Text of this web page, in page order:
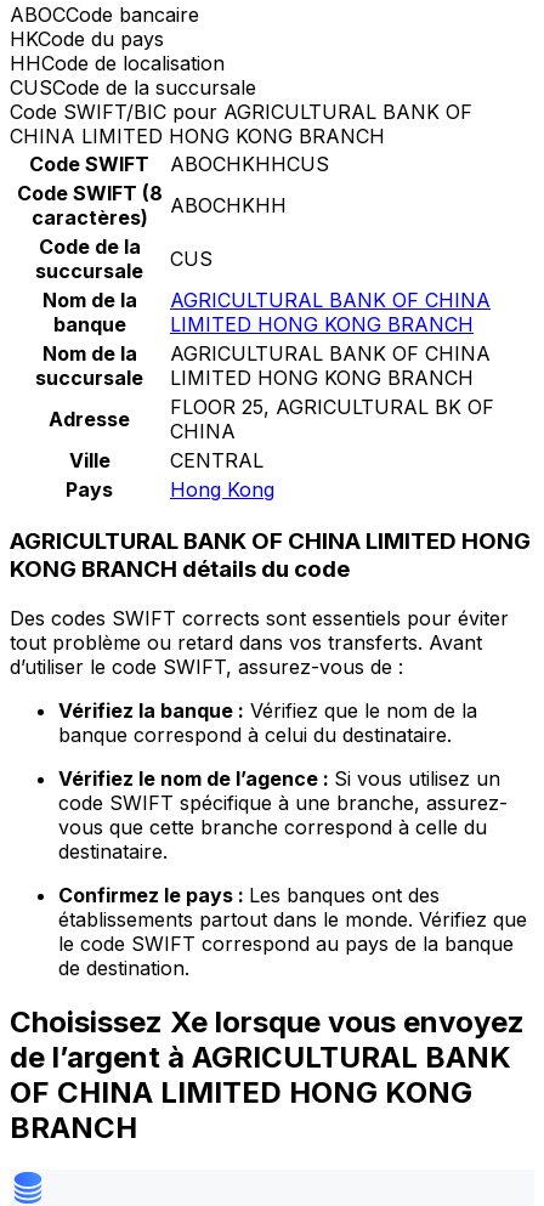
ABOCCode bancaire
HKCode du pays
HHCode de localisation
CUSCode de la succursale
Code SWIFT/BIC pour AGRICULTURAL BANK OF
CHINA LIMITED HONG KONG BRANCH
Code SWIFT
ABOCHKHHCUS
Code SWIFT (8
caractères)
ABOCHKHH
Code de la
succursale
CUS
Nom de la
banque
AGRICULTURAL BANK OF CHINA
LIMITED HONG KONG BRANCH
Nom de la
succursale
AGRICULTURAL BANK OF CHINA
LIMITED HONG KONG BRANCH
Adresse
FLOOR 25, AGRICULTURAL BK OF
CHINA
Ville
CENTRAL
Pays
Hong Kong
AGRICULTURAL BANK OF CHINA LIMITED HONG
KONG BRANCH détails du code
Des codes SWIFT corrects sont essentiels pour éviter
tout problème ou retard dans vos transferts. Avant
d’utiliser le code SWIFT, assurez-vous de :
Vérifiez la banque : Vérifiez que le nom de la
banque correspond à celui du destinataire.
Vérifiez le nom de l’agence : Si vous utilisez un
code SWIFT spécifique à une branche, assurez-
vous que cette branche correspond à celle du
destinataire.
Confirmez le pays : Les banques ont des
établissements partout dans le monde. Vérifiez que
le code SWIFT correspond au pays de la banque
de destination.
Choisissez Xe lorsque vous envoyez
de l’argent à AGRICULTURAL BANK
OF CHINA LIMITED HONG KONG
BRANCH